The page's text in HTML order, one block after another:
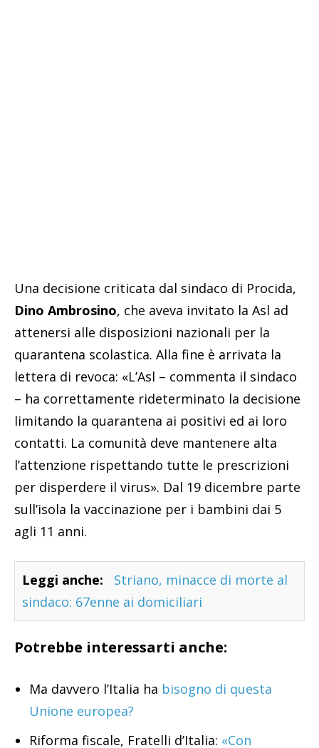
Una decisione criticata dal sindaco di Procida,
Dino Ambrosino, che aveva invitato la Asl ad
attenersi alle disposizioni nazionali per la
quarantena scolastica. Alla fine è arrivata la
lettera di revoca: «L’Asl – commenta il sindaco
– ha correttamente rideterminato la decisione
limitando la quarantena ai positivi ed ai loro
contatti. La comunità deve mantenere alta
l’attenzione rispettando tutte le prescrizioni
per disperdere il virus». Dal 19 dicembre parte
sull’isola la vaccinazione per i bambini dai 5
agli 11 anni.
Leggi anche:
Striano, minacce di morte al
sindaco: 67enne ai domiciliari
Potrebbe interessarti anche:
Ma davvero l’Italia ha bisogno di questa
Unione europea?
Riforma fiscale, Fratelli d’Italia: «Con